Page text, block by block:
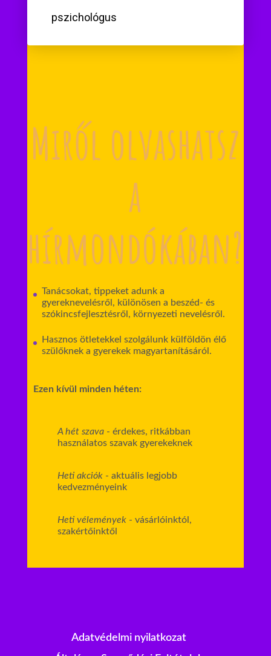
pszichológus
Miről olvashatsz
a
hírmondókában?
Tanácsokat, tippeket adunk a
gyereknevelésről, különösen a beszéd- és
szókincsfejlesztésről, környezeti nevelésről.
Hasznos ötletekkel szolgálunk külföldön élő
szülőknek a gyerekek magyartanításáról.
Ezen kívül minden héten:
A hét szava- érdekes, ritkábban
használatos szavak gyerekeknek
Heti akciók- aktuális legjobb
kedvezményeink
Heti vélemények- vásárlóinktól,
szakértőinktől
Adatvédelmi nyilatkozat